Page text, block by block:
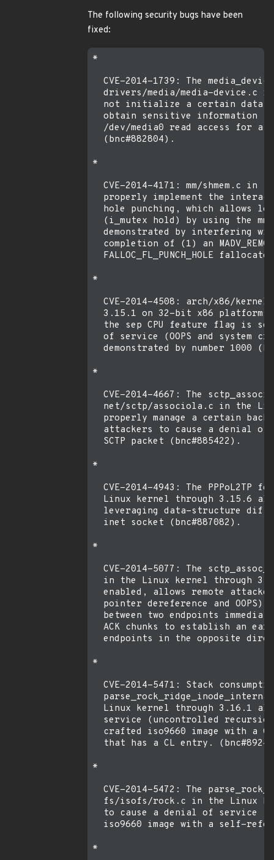
The following security bugs have been
fixed:
*
CVE-2014-1739: The
drivers/media/media-device.c
not initialize a certain data
obtain sensitive information
/dev/media0 read access for a
  (bnc#882804).
*
CVE-2014-4171: mm/shmem.c in
properly implement the
hole punching, which allows
(i_mutex hold) by using the
demonstrated by interfering
completion of (1) an
FALLOC_FL_PUNCH_HOLE fallocate
*
CVE-2014-4508: arch/x86/
3.15.1 on 32-bit x86
the sep CPU feature flag is
of service (OOPS and system
demonstrated by number 1000
*
CVE-2014-4667: The
net/sctp/associola.c in the
properly manage a certain
attackers to cause a denial
  SCTP packet (bnc#885422).
*
CVE-2014-4943: The PPPoL2TP
Linux kernel through 3.15.6
leveraging data-structure
  inet socket (bnc#887082).
*
CVE-2014-5077: The
in the Linux kernel through
enabled, allows remote
pointer dereference and OOPS)
between two endpoints
ACK chunks to establish an
endpoints in the opposite
*
CVE-2014-5471: Stack
Linux kernel through 3.16.1
service (uncontrolled
crafted iso9660 image with a
that has a CL entry.
*
CVE-2014-5472: The
fs/isofs/rock.c in the Linux
to cause a denial of service
iso9660 image with a self-
*